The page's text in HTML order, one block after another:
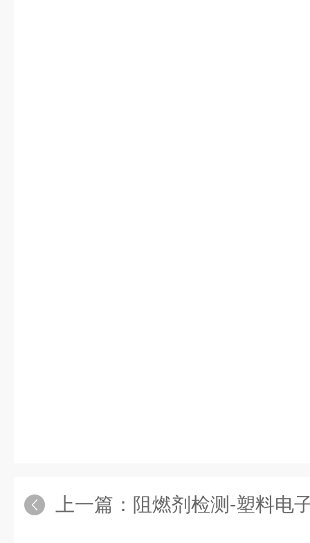
上一篇： 阻燃剂检测-塑料电